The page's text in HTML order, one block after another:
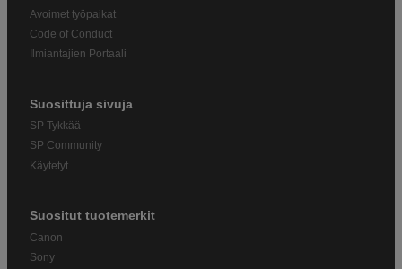
Avoimet työpaikat
Code of Conduct
Ilmiantajien Portaali
Suosittuja sivuja
SP Tykkää
SP Community
Käytetyt
Suositut tuotemerkit
Canon
Sony